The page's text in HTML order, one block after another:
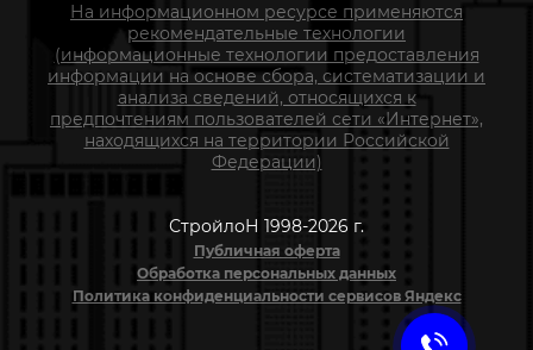
На информационном ресурсе применяются
рекомендательные технологии
(информационные технологии предоставления
информации на основе сбора, систематизации и
анализа сведений, относящихся к
предпочтениям пользователей сети «Интернет»,
находящихся на территории Российской
Федерации)
СтройлоН 1998-2026 г.
Публичная оферта
Обработка персональных данных
Политика конфиденциальности сервисов Яндекс